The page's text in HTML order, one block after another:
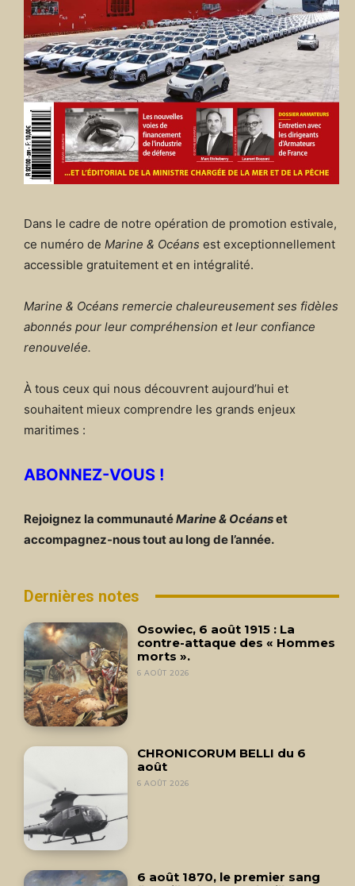
Dans le cadre de notre opération de promotion estivale,
ce numéro de Marine & Océans est exceptionnellement
accessible gratuitement et en intégralité.
Marine & Océans remercie chaleureusement ses fidèles
abonnés pour leur compréhension et leur confiance
renouvelée.
À tous ceux qui nous découvrent aujourd’hui et
souhaitent mieux comprendre les grands enjeux
maritimes :
ABONNEZ-VOUS !
Rejoignez la communautéMarine & Océanset
accompagnez-nous tout au long de l’année.
Dernières notes
Osowiec, 6 août 1915 : La
contre-attaque des « Hommes
morts ».
6 AOÛT 2026
CHRONICORUM BELLI du 6
août
6 AOÛT 2026
6 août 1870, le premier sang